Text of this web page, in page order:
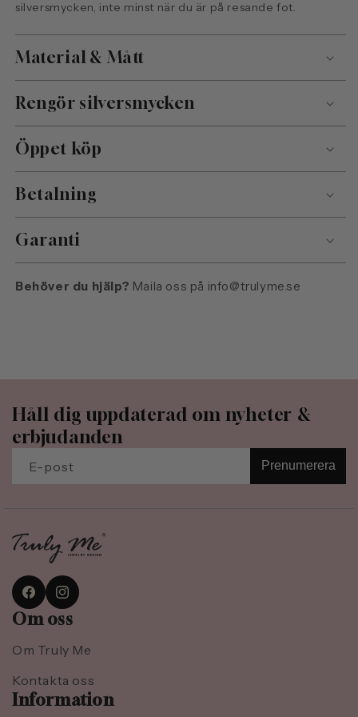
silversmycken, inte minst när du är på resande fot.
Material & Mått
Rengör silversmycken
Öppet köp
Betalning
Garanti
Behöver du hjälp? Maila oss på info@trulyme.se
Håll dig uppdaterad om nyheter &
erbjudanden
E-post Prenumerera
FacebookInstagram
Om oss
Om Truly Me
Kontakta oss
Information